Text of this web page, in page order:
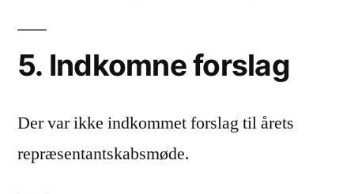
5. Indkomne forslag
Der var ikke indkommet forslag til årets
repræsentantskabsmøde.